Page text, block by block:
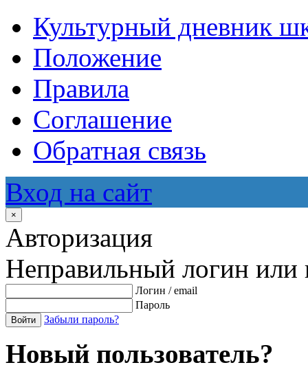
Культурный дневник
Положение
Правила
Соглашение
Обратная связь
Вход на сайт
×
Авторизация
Неправильный логин или
Логин / email
Пароль
Войти Забыли пароль?
Новый пользователь?